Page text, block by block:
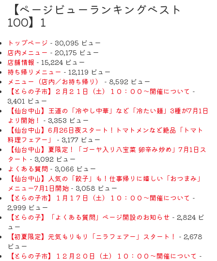
【ページビューランキングベスト
100】1
トップページ - 30,095 ビュー
店内メニュー - 20,175 ビュー
店舗情報 - 15,224 ビュー
持ち帰りメニュー - 12,119 ビュー
メニュー（店内／お持ち帰り）
- 8,592 ビュー
【とらの子市】２月２１日（土）１０：００～開催について -
3,401 ビュー
【仙台中山】王道の「冷やし中華」など「冷たい麺」3種が7月1日
より開始！ - 3,353 ビュー
【仙台中山】6月26日夜スタート！トマトメンなど絶品「トマト
料理フェアー」
- 3,177 ビュー
【仙台中山】夏限定！「ゴーヤ入り八宝菜 卵辛み炒め」7月1日ス
タート - 3,092 ビュー
よくある質問 - 3,066 ビュー
【仙台中山】人気の「餃子」も！仕事帰りに嬉しい「おつまみ」
メニュー7月1日開始 - 3,058 ビュー
【とらの子市】１月１７日（土）１０：００～開催について -
2,999 ビュー
【とらの子】「よくある質問」ページ開設のお知らせ - 2,824 ビ
ュー
【初夏限定】元気もりもり「ニラフェアー」スタート！ - 2,678
ビュー
【とらの子市】１２月２０日（土）１０：００～開催について -